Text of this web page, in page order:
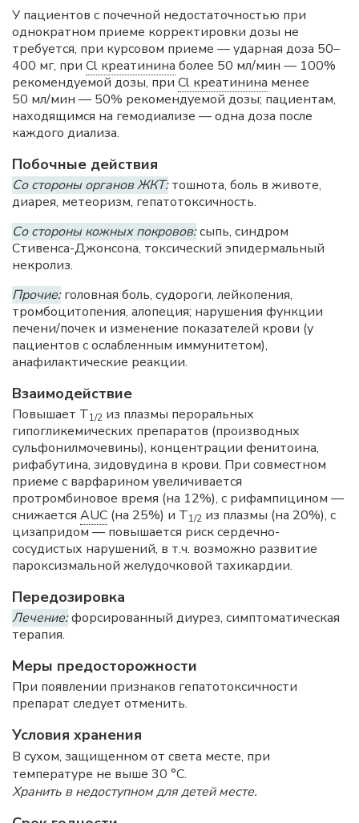
У пациентов с почечной недостаточностью при
однократном приеме корректировки дозы не
требуется, при курсовом приеме — ударная доза 50–
400 мг, при Cl креатинина более 50 мл/мин — 100%
рекомендуемой дозы, при Cl креатинина менее
50 мл/мин — 50% рекомендуемой дозы; пациентам,
находящимся на гемодиализе — одна доза после
каждого диализа.
Побочные действия
Со стороны органов ЖКТ:тошнота, боль в животе,
диарея, метеоризм, гепатотоксичность.
Со стороны кожных покровов:сыпь, синдром
Стивенса-Джонсона, токсический эпидермальный
некролиз.
Прочие:головная боль, судороги, лейкопения,
тромбоцитопения, алопеция; нарушения функции
печени/почек и изменение показателей крови (у
пациентов с ослабленным иммунитетом),
анафилактические реакции.
Взаимодействие
Повышает Т1/2 из плазмы пероральных
гипогликемических препаратов (производных
сульфонилмочевины), концентрации фенитоина,
рифабутина, зидовудина в крови. При совместном
приеме с варфарином увеличивается
протромбиновое время (на 12%), с рифампицином —
снижается AUC (на 25%) и Т1/2 из плазмы (на 20%), с
цизапридом — повышается риск сердечно-
сосудистых нарушений, в т.ч. возможно развитие
пароксизмальной желудочковой тахикардии.
Передозировка
Лечение:форсированный диурез, симптоматическая
терапия.
Меры предосторожности
При появлении признаков гепатотоксичности
препарат следует отменить.
Условия хранения
В сухом, защищенном от света месте, при
температуре не выше 30 °C.
Хранить в недоступном для детей месте.